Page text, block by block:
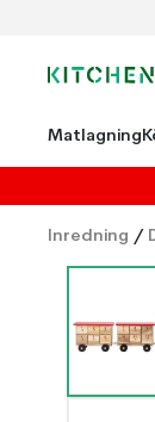
Matlagning
Inredning /